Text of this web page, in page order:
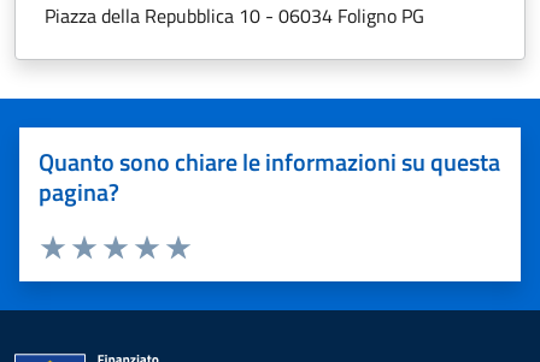
Piazza della Repubblica 10 - 06034 Foligno PG
Quanto sono chiare le informazioni su questa
pagina?
Valuta 5 stelle su 5
Valuta 4 stelle su 5
Valuta 3 stelle su 5
Valuta 2 stelle su 5
Valuta 1 stelle su 5